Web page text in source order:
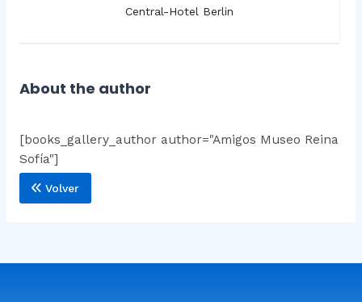
Central-Hotel Berlin
About the author
[books_gallery_author author="Amigos Museo Reina
Sofía"]
Volver